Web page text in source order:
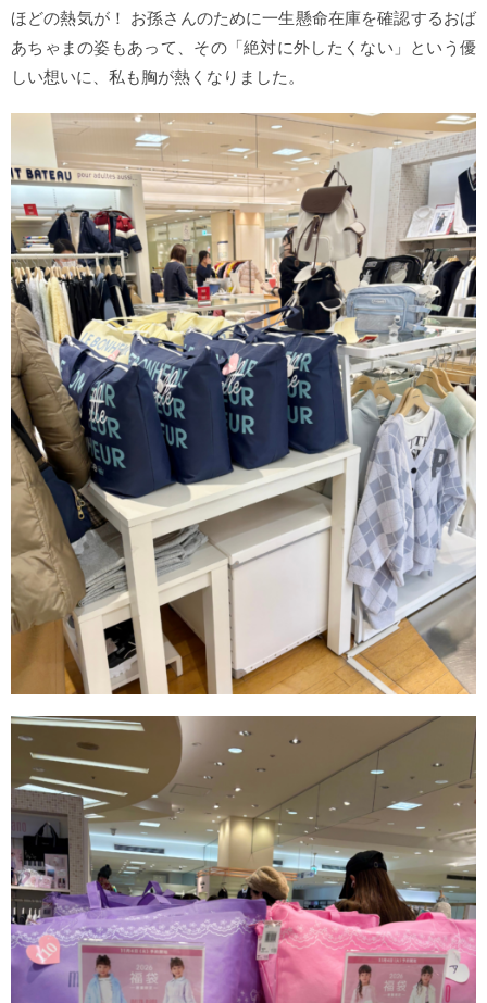
ほどの熱気が！ お孫さんのために一生懸命在庫を確認するおば
あちゃまの姿もあって、その「絶対に外したくない」という優
しい想いに、私も胸が熱くなりました。